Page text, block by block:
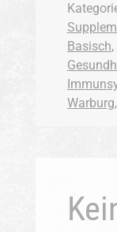
Basisch,
Warburg,